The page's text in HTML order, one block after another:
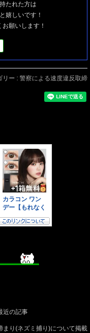
たれた方は
嬉しいです！
願いします！
リー : 警察による速度違反取締
近の記事
まり(ネズミ捕り)について掲載